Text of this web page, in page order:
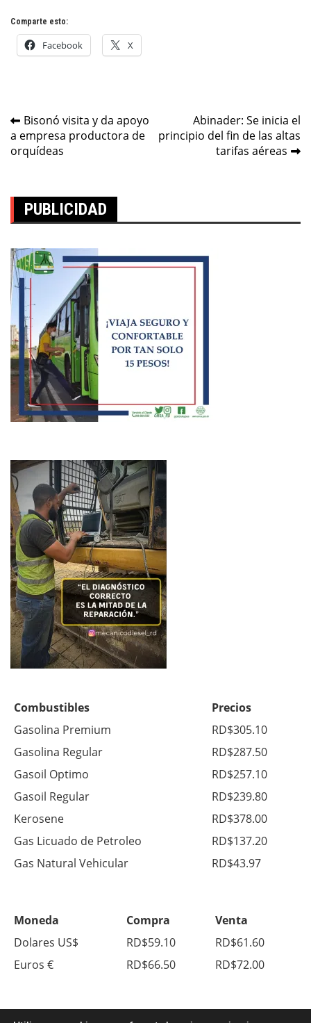
Comparte esto:
Facebook X
Navegación
de
Bisonó visita y da apoyo
a empresa productora de
orquídeas
Abinader: Se inicia el
principio del fin de las altas
tarifas aéreas
PUBLICIDAD
Combustibles
Precios
Gasolina Premium
RD$305.10
Gasolina Regular
RD$287.50
Gasoil Optimo
RD$257.10
Gasoil Regular
RD$239.80
Kerosene
RD$378.00
Gas Licuado de Petroleo
RD$137.20
Gas Natural Vehicular
RD$43.97
Moneda Compra
Venta
Dolares US$
RD$59.10
RD$61.60
Euros €
RD$66.50 RD$72.00